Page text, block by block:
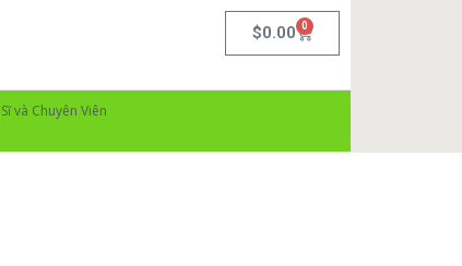
$0.00 0
và Chuyên Viên